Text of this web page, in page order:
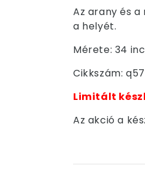
Az arany és
a helyét.
Mérete: 34
Cikkszám:
Limitált
Az akció a